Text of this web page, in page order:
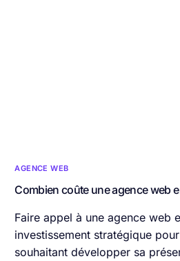
AGENCE WEB
Combien coûte une agence web
Faire appel à une agence web
investissement stratégique
souhaitant développer sa